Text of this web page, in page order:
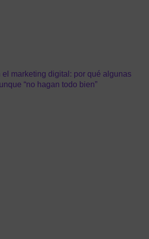
el marketing digital: por qué algunas
“no hagan todo bien”